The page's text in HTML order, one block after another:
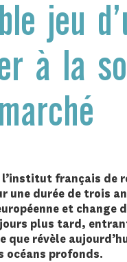
jeu
à la
l’institut français de
une durée de trois
et
plus tard,
que révèle
océans profonds.